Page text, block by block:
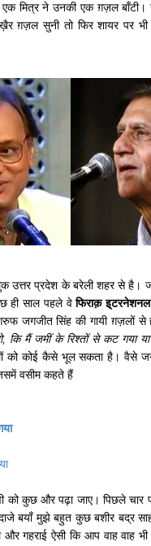
एक मित्र ने उनकी एक ग़ज़ल
ग़ज़ल सुनी तो फिर शायर पर
उत्तर प्रदेश के बरेली शहर से है।
ही साल पहले वेफिराक़ इ्टरनेशनल
जगजीत सिंह की गायी ग़ज़लों
कि मैं जमीं के रिश्तों से कट गया
को कोई कैसे भूल सकता है। वैसे
वसीम कहते हैं
को कुछ और पढ़ा जाए। पिछले चार
बयाँ मुझे बहुत कुछ बशीर बद्र
गहराई ऐसी कि आप वाह वाह